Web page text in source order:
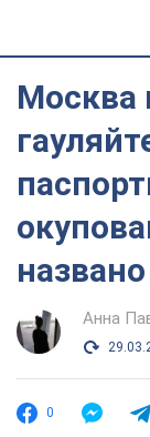
Москва
Анна
0